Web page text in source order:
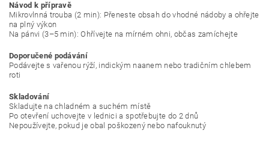
Návod k přípravě
Mikrovlnná trouba (2 min): Přeneste obsah do vhodné nádoby a ohřejte
na plný výkon
Na pánvi (3–5 min): Ohřívejte na mírném ohni, občas zamíchejte
Doporučené podávání
Podávejte s vařenou rýží, indickým naanem nebo tradičním chlebem
roti
Skladování
Skladujte na chladném a suchém místě
Po otevření uchovejte v lednici a spotřebujte do 2 dnů
Nepoužívejte, pokud je obal poškozený nebo nafouknutý